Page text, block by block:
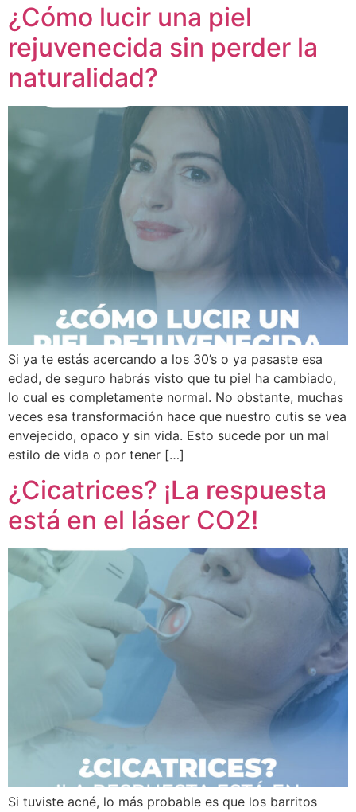
¿Cómo lucir una piel
rejuvenecida sin perder la
naturalidad?
Si ya te estás acercando a los 30’s o ya pasaste esa
edad, de seguro habrás visto que tu piel ha cambiado,
lo cual es completamente normal. No obstante, muchas
veces esa transformación hace que nuestro cutis se vea
envejecido, opaco y sin vida. Esto sucede por un mal
estilo de vida o por tener […]
¿Cicatrices? ¡La respuesta
está en el láser CO2!
Si tuviste acné, lo más probable es que los barritos